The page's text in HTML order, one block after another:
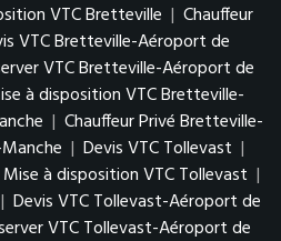
VTC Bretteville | Chauffeur
VTC Bretteville-Aéroport de
VTC Bretteville-Aéroport de
à disposition VTC Bretteville-
| Chauffeur Privé Bretteville-
| Devis VTC Tollevast |
Mise à disposition VTC Tollevast |
| Devis VTC Tollevast-Aéroport de
VTC Tollevast-Aéroport de